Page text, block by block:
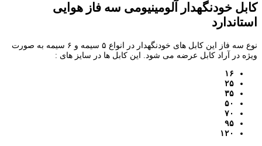
کابل خودنگهدار آلومینیومی سه فاز هوایی
استاندارد
نوع سه فاز این کابل های خودنگهدار در انواع ۵ سیمه و ۶ سیمه به صورت
ویژه در آراد کابل عرضه می شود. این کابل ها در سایز های :
۱۶
۲۵
۳۵
۵۰
۷۰
۹۵
۱۲۰